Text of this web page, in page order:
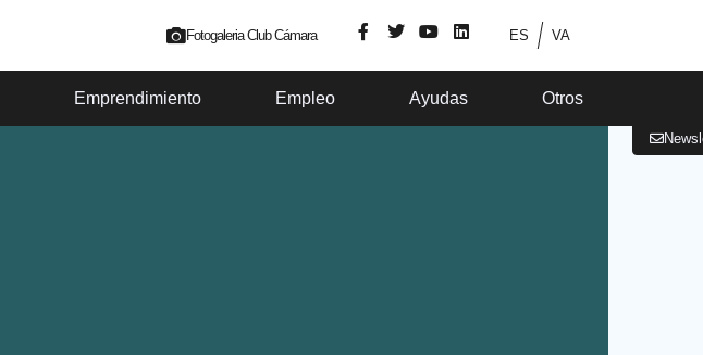
Fotogaleria Club Cámara ES VA
Emprendimiento Empleo Ayudas Otros